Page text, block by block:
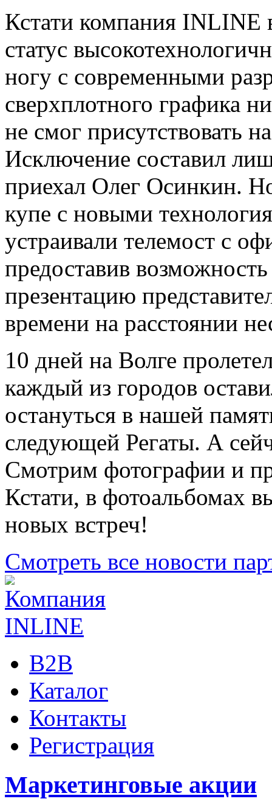
Кстати компания INLINE
статус
ногу с современными
сверхплотного графика
не смог присутствовать
Исключение составил
приехал Олег Осинкин.
купе с новыми
устраивали телемост с
предоставив
презентацию
времени на расстоянии
10 дней на Волге
каждый из городов
остануться в нашей
следующей Регаты. А
Смотрим фотографии и
Кстати, в фотоальбомах
новых встреч!
Смотреть все новости
B2B
Каталог
Контакты
Регистрация
Маркетинговые акции